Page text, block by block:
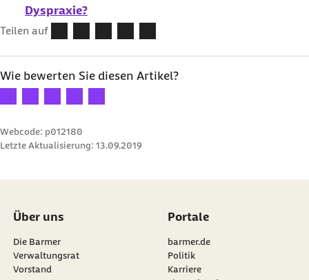
Dyspraxie?
Teilen auf
Wie bewerten Sie diesen Artikel?
Ihre Bewertung: 1 Stern
Ihre Bewertung: 2 Sterne
Ihre Bewertung: 3 Sterne
Ihre Bewertung: 4 Sterne
Ihre Bewertung: 5 Sterne
Webcode: p012180
Letzte Aktualisierung: 13.09.2019
Über uns
Die Barmer
Verwaltungsrat
Vorstand
Portale
barmer.de
Politik
Karriere